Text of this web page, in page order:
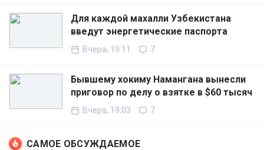
Для каждой махалли Узбекистана
введут энергетические паспорта
Вчера, 19:11 7
Бывшему хокиму Намангана вынесли
приговор по делу о взятке в $60 тысяч
Вчера, 19:03 7
САМОЕ ОБСУЖДАЕМОЕ